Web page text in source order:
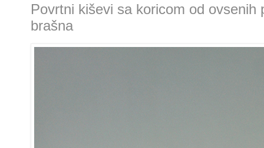
Povrtni kiševi sa koricom od ovsenih
brašna